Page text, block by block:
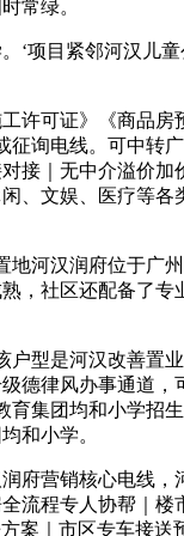
常绿。
目紧邻河汉儿
可证》《商品房
询电线。可中转
接｜无中介溢价
、文娱、医疗等
河汉润府位于广
社区还配备了
是河汉改善置
德律风办事通道
集团均和小学招
和小学。
营销核心电线，
流程专人协帮｜
案｜市区专车接